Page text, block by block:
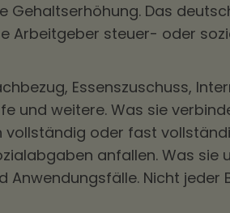
Gehaltserhöhung. Das
Arbeitgeber steuer- oder
Essenszuschuss,
und weitere. Was sie
vollständig oder fast
anfallen. Was sie
Anwendungsfälle. Nicht jeder